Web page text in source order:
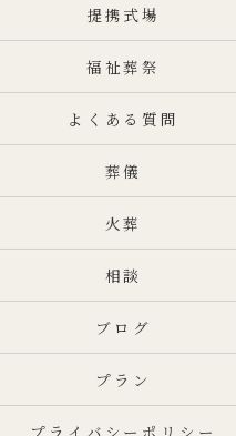
提携式場
福祉葬祭
よくある質問
葬儀
火葬
相談
ブログ
プラン
プライバシーポリシー